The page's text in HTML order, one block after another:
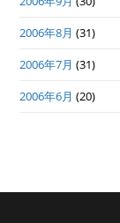
2006年8月 (31)
2006年7月 (31)
2006年6月 (20)